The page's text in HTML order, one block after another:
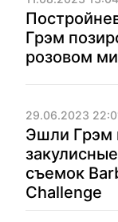
Грэм
розовом
29.06.2023
Эшли Грэм
съемок
Challenge